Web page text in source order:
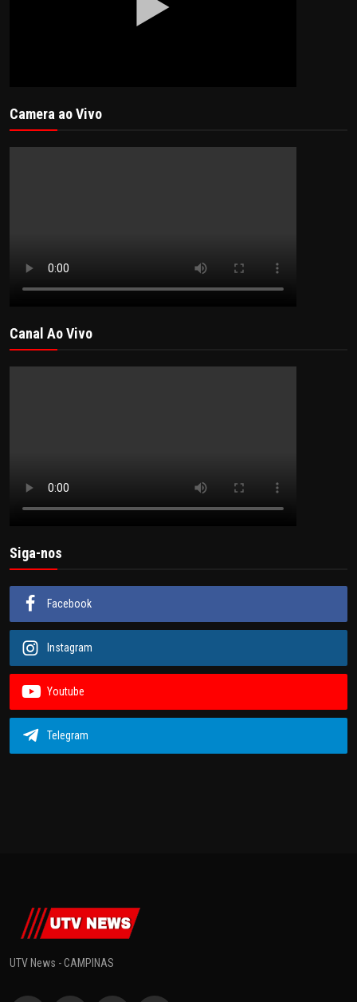
Camera ao Vivo
Canal Ao Vivo
Siga-nos
Facebook
Instagram
Youtube
Telegram
UTV News - CAMPINAS